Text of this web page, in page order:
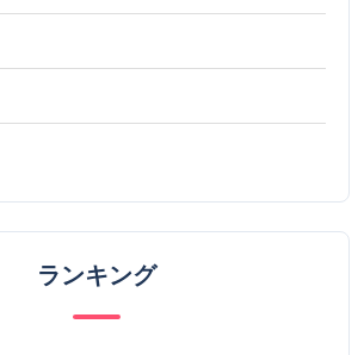
ランキング